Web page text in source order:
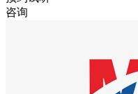
咨询